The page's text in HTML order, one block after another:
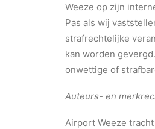
Weeze op zijn
Pas als wij
strafrechtelijke
kan worden
onwettige of
Auteurs- en
Airport Weeze